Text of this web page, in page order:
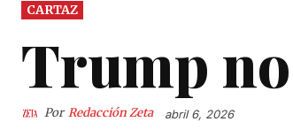
CARTAZ
Trump
Por Redacción Zeta abril 6, 2026